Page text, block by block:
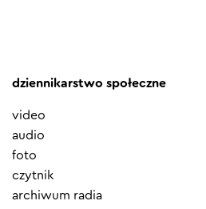
dziennikarstwo społeczne
video
audio
foto
czytnik
archiwum radia